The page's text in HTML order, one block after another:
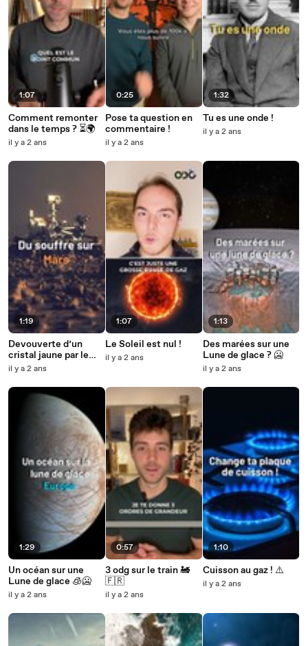
1:07
Comment remonter
dans le temps ? ⏳🌍
il y a 2 ans
1:19
Devouverte d’un
cristal jaune par le
robot sur Mars !
il y a 2 ans
1:29
Un océan sur une
Lune de glace 🧊🥶
il y a 2 ans
0:25
Pose ta question en
commentaire !
il y a 2 ans
1:07
Le Soleil est nul !
il y a 2 ans
0:57
3 odg sur le train 🚂
🇫🇷
il y a 2 ans
1:32
Tu es une onde !
il y a 2 ans
1:13
Des marées sur une
Lune de glace ? 🥶
il y a 2 ans
1:10
Cuisson au gaz ! ⚠️
il y a 2 ans